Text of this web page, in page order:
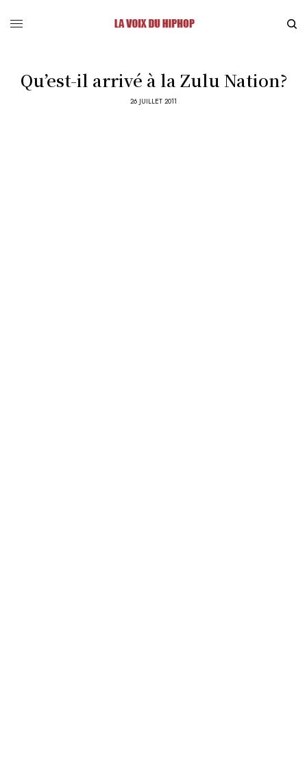
Qu’est-il arrivé à la Zulu Nation?
26 JUILLET 2011